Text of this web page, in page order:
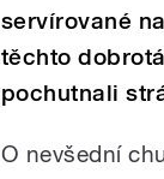
servírované
těchto
pochutnali
O nevšední